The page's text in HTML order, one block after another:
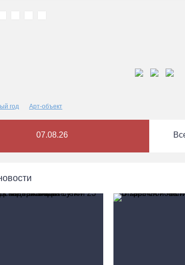
год Арт-объект
07.08.26